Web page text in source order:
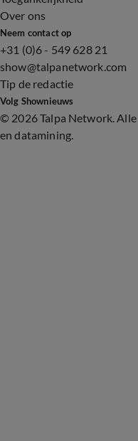
Over ons
Neem contact op
+31 (0)6 - 549 628 21
show@talpanetwork.com
Tip de redactie
Volg Shownieuws
© 2026 Talpa Network.
en datamining.